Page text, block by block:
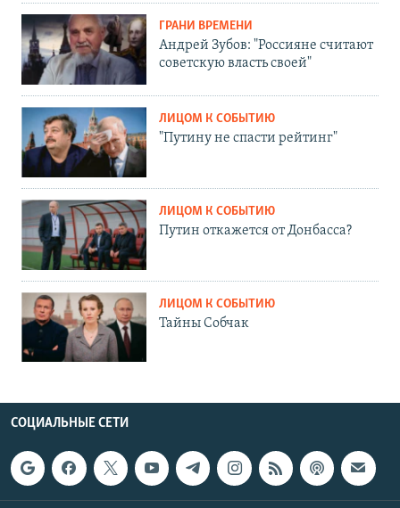
ГРАНИ ВРЕМЕНИ
Андрей Зубов: "Россияне считают
советскую власть своей"
ЛИЦОМ К СОБЫТИЮ
"Путину не спасти рейтинг"
ЛИЦОМ К СОБЫТИЮ
Путин откажется от Донбасса?
ЛИЦОМ К СОБЫТИЮ
Тайны Собчак
СОЦИАЛЬНЫЕ СЕТИ